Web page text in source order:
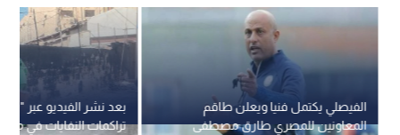
بعد نشر الفيديو عبر "رؤيا
تراكمات النفايات في
الفيصلي يكتمل فنيا ويعلن طاقم
المعاونين للمصري طارق مصطفى